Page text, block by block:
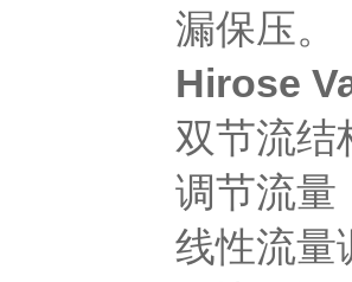
漏保压。
Hirose
双节流结
调节流量
线性流量